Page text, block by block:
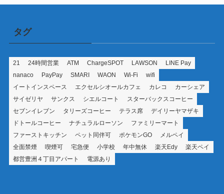
タグ
21 24時間営業 ATM ChargeSPOT LAWSON
LINE Pay
nanaco
PayPay SMARI WAON Wi-Fi
wifi
イートインスペース
エクセルシオールカフェ カレコ
カーシェア
サイゼリヤ
サンクス シエルコート
スターバックスコーヒー
セブンイレブン
タリーズコーヒー テラス席
デイリーヤマザキ
ドトールコーヒー
ナチュラルローソン
ファミリーマート
ファーストキッチン
ペット同伴可 ポケモンGO
メルペイ
全面禁煙
喫煙可 宅急便 小学校 年中無休 楽天Edy
楽天ペイ
都営豊洲４丁目アパート
電源あり